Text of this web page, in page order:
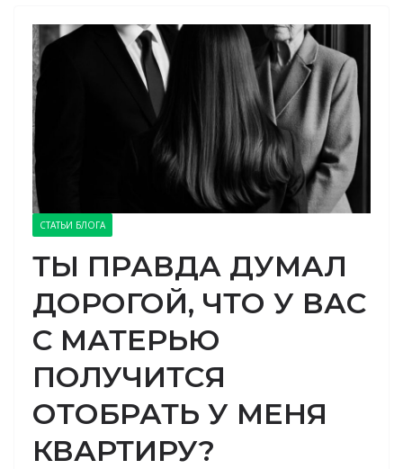
СТАТЬИ БЛОГА
ТЫ ПРАВДА ДУМАЛ
ДОРОГОЙ, ЧТО У ВАС
С МАТЕРЬЮ
ПОЛУЧИТСЯ
ОТОБРАТЬ У МЕНЯ
КВАРТИРУ?